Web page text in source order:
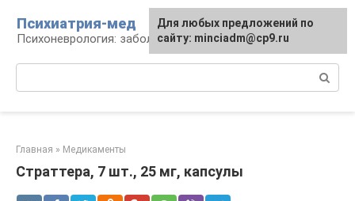
контенту
Психиатрия-мед
Психоневрология: заболевания и терапия
Главная » Медикаменты
Страттера, 7 шт., 25 мг, капсулы
Для любых предложений по
сайту: minciadm@cp9.ru